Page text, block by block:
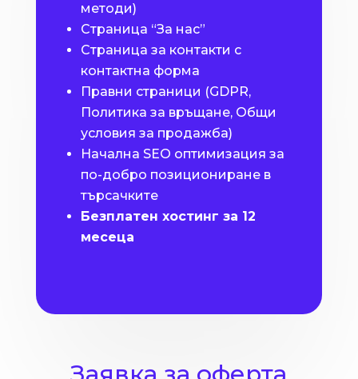
методи)
Страница “За нас”
Страница за контакти с
контактна форма
Правни страници (GDPR,
Политика за връщане, Общи
условия за продажба)
Начална SEO оптимизация за
по-добро позициониране в
търсачките
Безплатен хостинг за 12
месеца